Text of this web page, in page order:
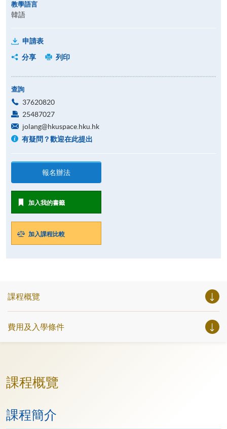
教學語言
韓語
申請表
分享
列印
查詢
37620820
25487027
jolang@hkuspace.hku.hk
有疑問？歡迎在此提出
報名辦法
加入我的書籤
加入課程比較
課程概覽
費用及入學條件
課程概覽
課程簡介